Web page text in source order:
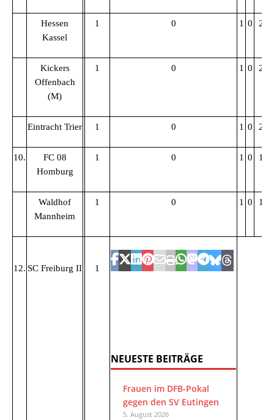
Hessen
Kassel
1 0 1 0 2:2
Kickers
Offenbach
(M)
1 0 1 0 2:2
Eintracht Trier 1 0 1 0 2:2
10.
FC 08
Homburg
1 0 1 0 1:1
Waldhof
Mannheim
1 0 1 0 1:1
12. SC Freiburg II 1
NEUESTE BEITRÄGE
Frauen im DFB-Pokal
gegen den SV Eutingen
5. August 2026